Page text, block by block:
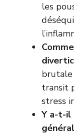
les
brutale
transit
stress
Y a-t-il